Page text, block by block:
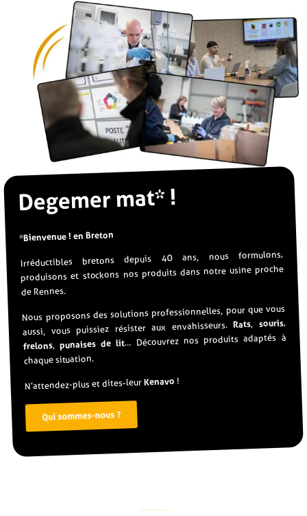
Degemer mat* !
*Bienvenue ! en Breton
Irréductibles bretons depuis 40 ans, nous formulons,
produisons et stockons nos produits dans notre usine proche
de Rennes.
Nous proposons des solutions professionnelles, pour que vous
aussi, vous puissiez résister aux envahisseurs.Rats,souris,
frelons,punaises de lit… Découvrez nos produits adaptés à
chaque situation.
N’attendez-plus et dites-leurKenavo !
Qui sommes-nous ?